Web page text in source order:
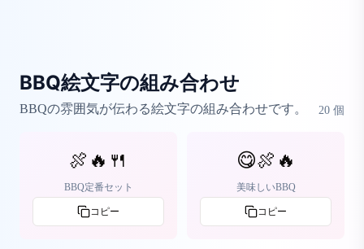
BBQ絵文字の組み合わせ
BBQの雰囲気が伝わる絵文字の組み合わせです。 20 個
🍖🔥🍴
BBQ定番セット
コピー
😋🍖🔥
美味しいBBQ
コピー